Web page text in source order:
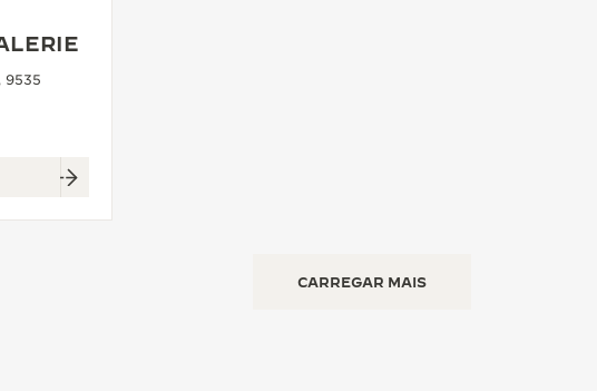
9535
CARREGAR MAIS